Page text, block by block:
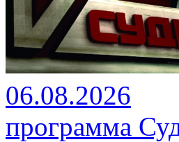
06.08.2026
программа